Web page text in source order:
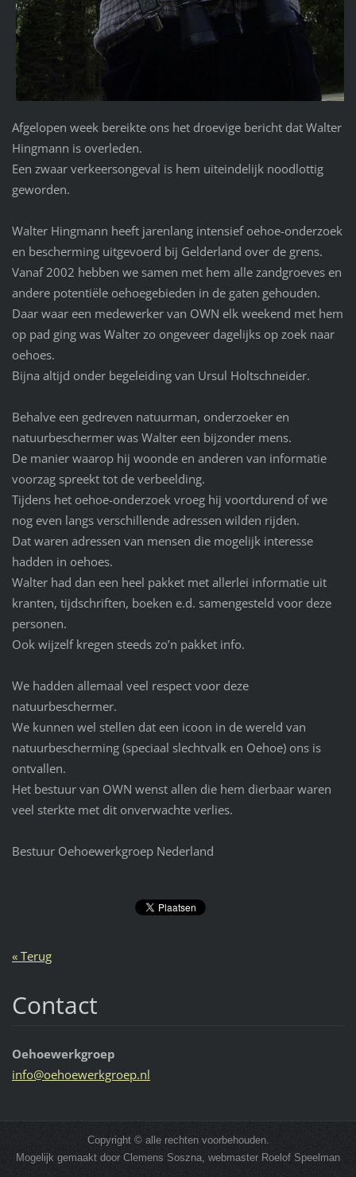
Afgelopen week bereikte ons het droevige bericht dat Walter
Hingmann is overleden.
Een zwaar verkeersongeval is hem uiteindelijk noodlottig
geworden.
Walter Hingmann heeft jarenlang intensief oehoe-onderzoek
en bescherming uitgevoerd bij Gelderland over de grens.
Vanaf 2002 hebben we samen met hem alle zandgroeves en
andere potentiële oehoegebieden in de gaten gehouden.
Daar waar een medewerker van OWN elk weekend met hem
op pad ging was Walter zo ongeveer dagelijks op zoek naar
oehoes.
Bijna altijd onder begeleiding van Ursul Holtschneider.
Behalve een gedreven natuurman, onderzoeker en
natuurbeschermer was Walter een bijzonder mens.
De manier waarop hij woonde en anderen van informatie
voorzag spreekt tot de verbeelding.
Tijdens het oehoe-onderzoek vroeg hij voortdurend of we
nog even langs verschillende adressen wilden rijden.
Dat waren adressen van mensen die mogelijk interesse
hadden in oehoes.
Walter had dan een heel pakket met allerlei informatie uit
kranten, tijdschriften, boeken e.d. samengesteld voor deze
personen.
Ook wijzelf kregen steeds zo’n pakket info.
We hadden allemaal veel respect voor deze
natuurbeschermer.
We kunnen wel stellen dat een icoon in de wereld van
natuurbescherming (speciaal slechtvalk en Oehoe) ons is
ontvallen.
Het bestuur van OWN wenst allen die hem dierbaar waren
veel sterkte met dit onverwachte verlies.
Bestuur Oehoewerkgroep Nederland
« Terug
Contact
Oehoewerkgroep
info@oehoewerkgroep.nl
Copyright © alle rechten voorbehouden.
Mogelijk gemaakt door Clemens Soszna, webmaster Roelof Speelman